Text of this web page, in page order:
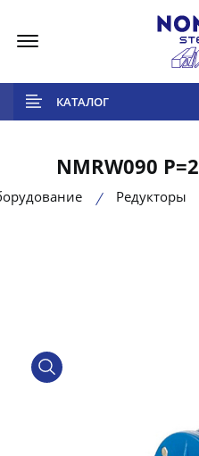
КАТАЛОГ
NMRW090
Редукторы
product view